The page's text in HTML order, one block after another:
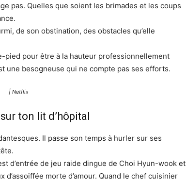
pas. Quelles que soient les brimades et les coups
de son obstination, des obstacles qu’elle
pied pour être à la hauteur professionnellement
une besogneuse qui ne compte pas ses efforts.
| Netflix
ton lit d’hôpital
Il passe son temps à hurler sur ses
d’entrée de jeu raide dingue de Choi Hyun-wook et
morte d’amour. Quand le chef cuisinier